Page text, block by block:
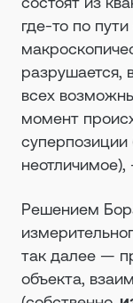
где-то по
разрушается,
всех
момент
суперпозиции
Решением
так далее —
объекта,